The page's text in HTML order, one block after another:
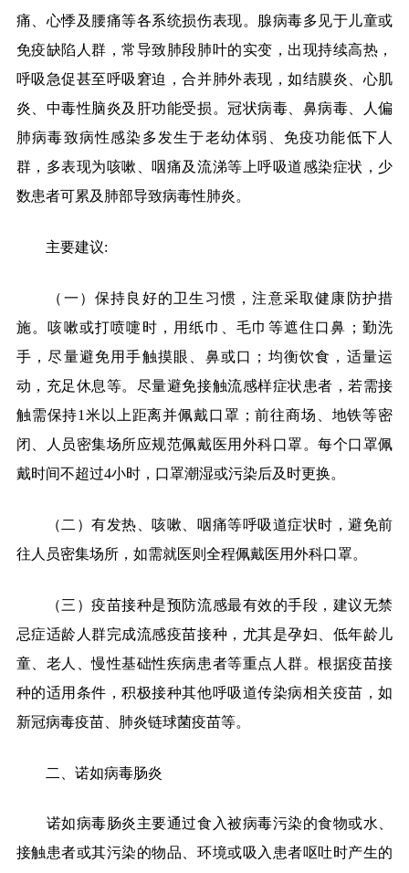
痛、心悸及腰痛等各系统损伤表现。腺病毒多见于儿童或
免疫缺陷人群，常导致肺段肺叶的实变，出现持续高热，
呼吸急促甚至呼吸窘迫，合并肺外表现，如结膜炎、心肌
炎、中毒性脑炎及肝功能受损。冠状病毒、鼻病毒、人偏
肺病毒致病性感染多发生于老幼体弱、免疫功能低下人
群，多表现为咳嗽、咽痛及流涕等上呼吸道感染症状，少
数患者可累及肺部导致病毒性肺炎。
主要建议:
（一）保持良好的卫生习惯，注意采取健康防护措
施。咳嗽或打喷嚏时，用纸巾、毛巾等遮住口鼻；勤洗
手，尽量避免用手触摸眼、鼻或口；均衡饮食，适量运
动，充足休息等。尽量避免接触流感样症状患者，若需接
触需保持1 米以上距离并佩戴口罩；前往商场、地铁等密
闭、人员密集场所应规范佩戴医用外科口罩。每个口罩佩
戴时间不超过4小时，口罩潮湿或污染后及时更换。
（二）有发热、咳嗽、咽痛等呼吸道症状时，避免前
往人员密集场所，如需就医则全程佩戴医用外科口罩。
（三）疫苗接种是预防流感最有效的手段，建议无禁
忌症适龄人群完成流感疫苗接种，尤其是孕妇、低年龄儿
童、老人、慢性基础性疾病患者等重点人群。根据疫苗接
种的适用条件，积极接种其他呼吸道传染病相关疫苗，如
新冠病毒疫苗、肺炎链球菌疫苗等。
二、诺如病毒肠炎
诺如病毒肠炎主要通过食入被病毒污染的食物或水、
接触患者或其污染的物品、环境或吸入患者呕吐时产生的